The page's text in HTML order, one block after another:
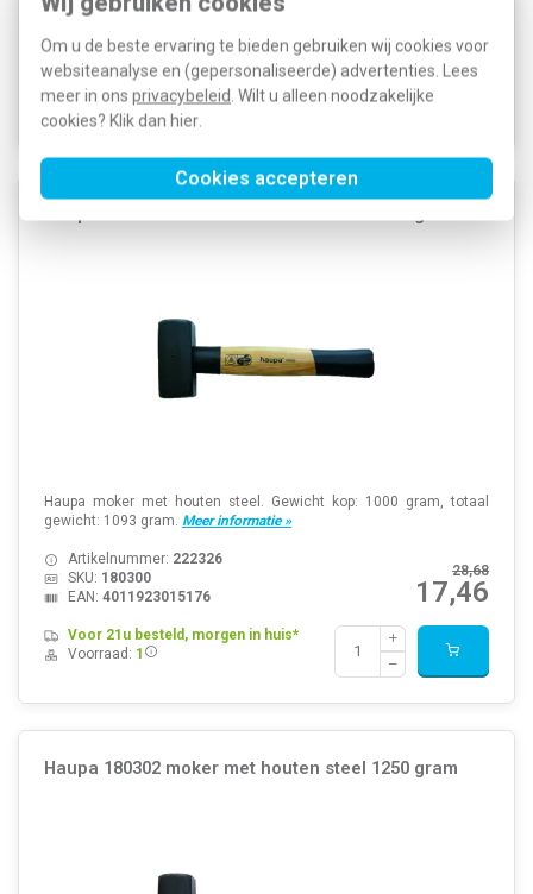
Om u de beste ervaring te bieden gebruiken wij cookies voor
websiteanalyse en (gepersonaliseerde) advertenties. Lees
meer in ons privacybeleid . Wilt u alleen noodzakelijke
cookies? Klik dan hier
Cookies accepteren
18,89
Artikelnummer:338895
EAN:4011923062842
Verwachte levertijd: 1-2 weken
Voorraad:0
Haupa moker met houten steel. Gewicht kop: 1000 gram, totaal
gewicht: 1093 gram. Meer informatie »
28,68
17,46
Artikelnummer: 222326
SKU: 180300
EAN: 4011923015176
Voor 21u besteld, morgen in huis*
Voorraad: 1
Haupa 180302 moker met houten steel 1250 gram